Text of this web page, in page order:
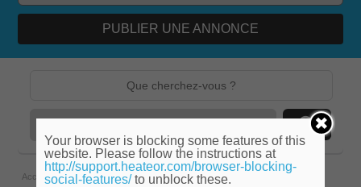
PUBLIER UNE ANNONCE
Accueil » Rhône-Alpes » Haute-Savoie » x dernière minute x
Your browser is blocking some features of this
website. Please follow the instructions at
http://support.heateor.com/browser-blocking-
social-features/to unblock these.